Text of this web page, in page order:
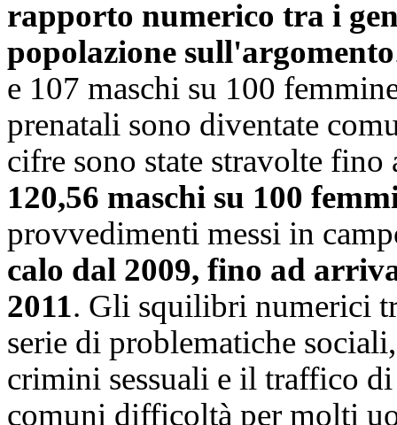
rapporto numerico tra i
popolazione sull'argomento
e 107 maschi su 100
prenatali sono diventate
cifre sono state stravolte
120,56 maschi su 100
provvedimenti messi in
calo dal 2009, fino ad
2011. Gli squilibri numerici
serie di problematiche
crimini sessuali e il traffico
comuni difficoltà per molti